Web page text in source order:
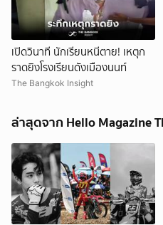
เปิดวินาที นักเรียนหนีตาย! เหตุก
ราดยิงโรงเรียนดังเมืองนนท์
The Bangkok Insight
ล่าสุดจาก Hello Magazine